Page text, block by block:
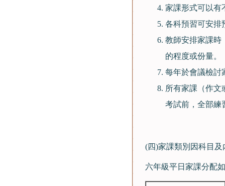
家課形式可以有
各科預習可安排
教師安排家課時
的程度或份量。
每年於會議檢討
所有家課（作文
考試前，全部練
(四)家課類別因科目
六年級平日家課分配